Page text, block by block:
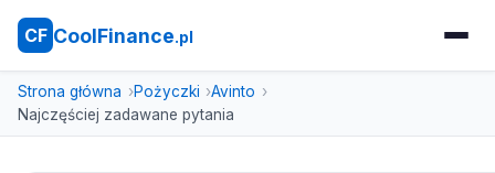
CF CoolFinance.pl
Strona główna Pożyczki
Avinto
Najczęściej zadawane pytania